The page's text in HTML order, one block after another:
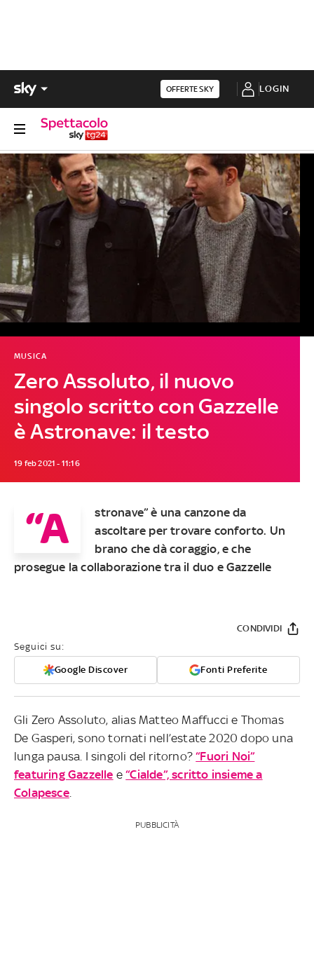
OFFERTE SKY LOGIN
Zero Assoluto, il nuovo
singolo scritto con Gazzelle
è Astronave: il testo
MUSICA
19 feb 2021 - 11:16
“A
stronave” è una canzone da
ascoltare per trovare conforto. Un
brano che dà coraggio, e che
prosegue la collaborazione tra il duo e Gazzelle
Seguici su:
Google Discover Fonti Preferite
CONDIVIDI
Gli Zero Assoluto, alias Matteo Maffucci e Thomas
De Gasperi, sono tornati nell’estate 2020 dopo una
lunga pausa. I singoli del ritorno?“Fuori Noi”
featuring Gazzelle e“Cialde”, scritto insieme a
Colapesce.
PUBBLICITÀ